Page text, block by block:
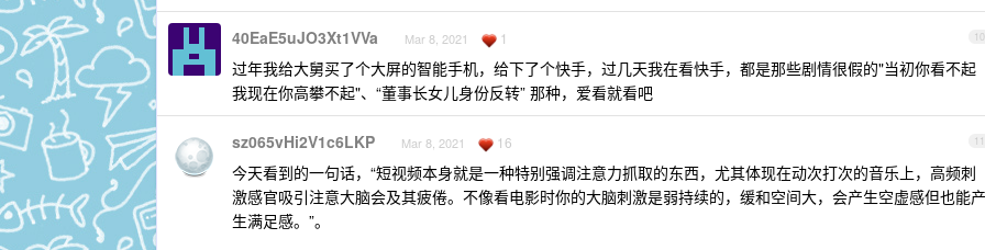
10
40EaE5uJO3Xt1VVa Mar 8, 2021 1
过年我给大舅买了个大屏的智能手机，给下了个快手，过几天我在看快手，都是那些剧情很假的"当初你看不起
我现在你高攀不起"、“董事长女儿身份反转” 那种，爱看就看吧
11
sz065vHi2V1c6LKP Mar 8, 2021 16
今天看到的一句话，“短视频本身就是一种特别强调注意力抓取的东西，尤其体现在动次打次的音乐上，高频刺
激感官吸引注意大脑会及其疲倦。不像看电影时你的大脑刺激是弱持续的，缓和空间大，会产生空虚感但也能产
生满足感。”。